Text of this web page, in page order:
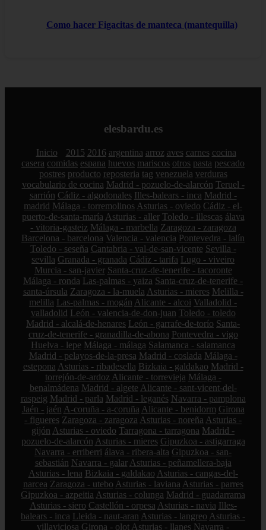
Como hacer Figacitas de manteca (mantequilla)
elesbardu.es
Inicio 2015 2016 argentina arroz aves carnes cocina
casera comidas espana huevos mariscos otros pasta pescado
postres producto reposteria tag venezuela verduras
vocabulario de cocina Madrid - pozuelo-de-alarcón Teruel -
sarrión Cádiz - algodonales Illes-balears - inca Madrid -
madrid Málaga - torremolinos Asturias - oviedo Cádiz - el-
puerto-de-santa-maría Asturias - aller Toledo - illescas álava
- vitoria-gasteiz Málaga - marbella Zaragoza - zaragoza
Barcelona - barcelona Valencia - valencia Pontevedra - lalín
Toledo - seseña Cantabria - val-de-san-vicente Sevilla -
sevilla Granada - granada Cádiz - tarifa Lugo - viveiro
Murcia - san-javier Santa-cruz-de-tenerife - tacoronte
Málaga - ronda Las-palmas - yaiza Santa-cruz-de-tenerife -
santa-úrsula Zaragoza - la-muela Asturias - mieres Melilla -
melilla Las-palmas - mogán Alicante - alcoi Valladolid -
valladolid León - valencia-de-don-juan Toledo - toledo
Madrid - alcalá-de-henares León - garrafe-de-torío Santa-
cruz-de-tenerife - granadilla-de-abona Pontevedra - vigo
Huelva - lepe Málaga - málaga Salamanca - salamanca
Madrid - pelayos-de-la-presa Madrid - coslada Málaga -
estepona Asturias - ribadesella Bizkaia - galdakao Madrid -
torrejón-de-ardoz Alicante - torrevieja Málaga -
benalmádena Madrid - algete Alicante - sant-vicent-del-
raspeig Madrid - parla Madrid - leganés Navarra - pamplona
Jaén - jaén A-coruña - a-coruña Alicante - benidorm Girona
- figueres Zaragoza - zaragoza Asturias - noreña Asturias -
gijón Asturias - oviedo Tarragona - tarragona Madrid -
pozuelo-de-alarcón Asturias - mieres Gipuzkoa - astigarraga
Navarra - erriberri álava - ribera-alta Gipuzkoa - san-
sebastián Navarra - galar Asturias - peñamellera-baja
Asturias - lena Bizkaia - galdakao Asturias - cangas-del-
narcea Zaragoza - utebo Asturias - laviana Asturias - parres
Gipuzkoa - azpeitia Asturias - colunga Madrid - guadarrama
Asturias - siero Castellón - orpesa Asturias - navia Illes-
balears - inca Lleida - naut-aran Asturias - langreo Asturias -
villaviciosa Girona - olot Asturias - llanes Navarra -